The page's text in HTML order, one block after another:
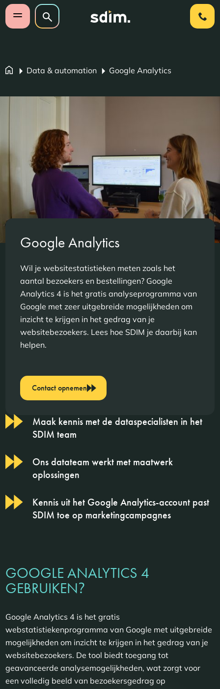
Navigatie overslaan
Open mobiel menu
Zoeken op website
Zoeken
Data & automation Google Analytics
Google Analytics
Wil je websitestatistieken meten zoals het
aantal bezoekers en bestellingen? Google
Analytics 4 is het gratis analyseprogramma van
Google met zeer uitgebreide mogelijkheden om
inzicht te krijgen in het gedrag van je
websitebezoekers. Lees hoe SDIM je daarbij kan
helpen.
Contact opnemen
Maak kennis met de dataspecialisten in het
SDIM team
Ons datateam werkt met maatwerk
oplossingen
Kennis uit het Google Analytics-account past
SDIM toe op marketingcampagnes
GOOGLE ANALYTICS 4
GEBRUIKEN?
Google Analytics 4 is het gratis
webstatistiekenprogramma van Google met uitgebreide
mogelijkheden om inzicht te krijgen in het gedrag van je
websitebezoekers. De tool biedt toegang tot
geavanceerde analysemogelijkheden, wat zorgt voor
een volledig beeld van bezoekersgedrag op